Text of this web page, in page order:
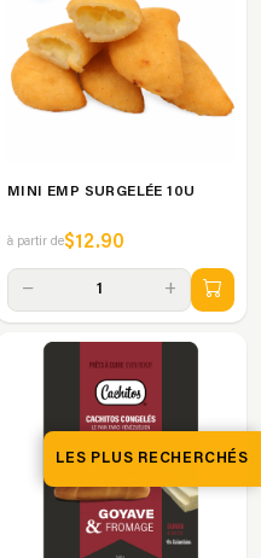
LES PLUS RECHERCHÉS
MINI EMP SURGELÉE 10U
à partir de$12.90
− 1 +